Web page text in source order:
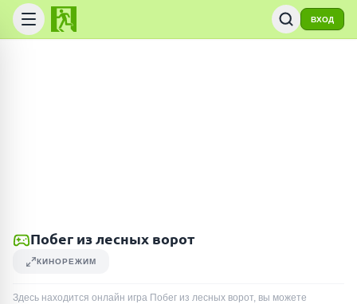
ВХОД
Побег из лесных ворот
КИНОРЕЖИМ
Здесь находится онлайн игра Побег из лесных ворот, вы можете